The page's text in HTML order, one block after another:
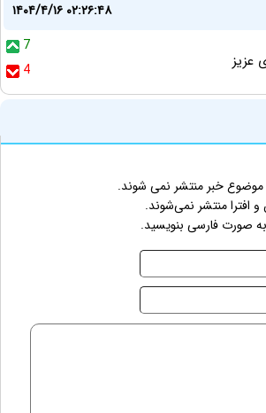
۱۴۰۴/۴/۱۶ ۰۲:۲۶:۴۸
7
4
عزیز
موضوع خبر منتشر نمی شوند.
افترا منتشر نمی‌شوند.
صورت فارسی بنویسید.